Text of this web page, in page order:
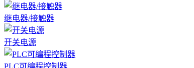
继电器/接触器
开关电源
PLC可编程控制器